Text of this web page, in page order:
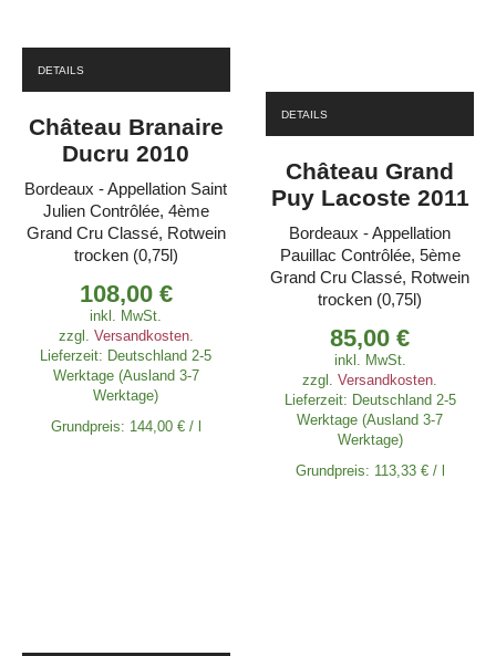
DETAILS
Château Branaire
Ducru 2010
Bordeaux - Appellation Saint
Julien Contrôlée, 4ème
Grand Cru Classé, Rotwein
trocken (0,75l)
108,00 €
inkl. MwSt.
zzgl. Versandkosten.
Lieferzeit: Deutschland 2-5
Werktage (Ausland 3-7
Werktage)
Grundpreis: 144,00 €/ l
DETAILS
Château Grand
Puy Lacoste 2011
Bordeaux - Appellation
Pauillac Contrôlée, 5ème
Grand Cru Classé, Rotwein
trocken (0,75l)
85,00€
inkl. MwSt.
zzgl.Versandkosten
Lieferzeit: Deutschland 2-5
Werktage (Ausland 3-7
Werktage)
Grundpreis: 113,33 €/ l